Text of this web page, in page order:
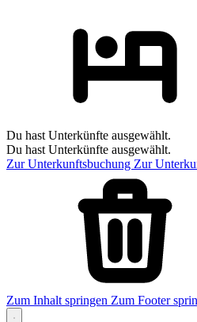
Du hast Unterkünfte ausgewählt.
Du hast Unterkünfte ausgewählt.
Zur Unterkunftsbuchung Zur
Zum Inhalt springen Zum Footer